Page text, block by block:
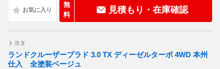
無
料
見積もり・在庫確認
トヨタ
ランドクルーザープラド 3.0 TX ディーゼルターボ 4WD 本州
仕入 全塗装ベージュ